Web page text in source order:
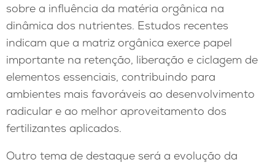
sobre a influência da matéria orgânica na
dinâmica dos nutrientes. Estudos recentes
indicam que a matriz orgânica exerce papel
importante na retenção, liberação e ciclagem de
elementos essenciais, contribuindo para
ambientes mais favoráveis ao desenvolvimento
radicular e ao melhor aproveitamento dos
fertilizantes aplicados.
Outro tema de destaque será a evolução da